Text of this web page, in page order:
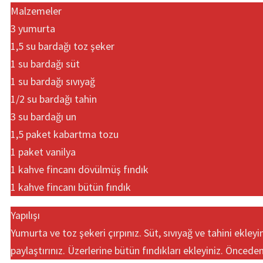
Malzemeler
3 yumurta
1,5 su bardağı toz şeker
1 su bardağı süt
1 su bardağı sıvıyağ
1/2 su bardağı tahin
3 su bardağı un
1,5 paket kabartma tozu
1 paket vanilya
1 kahve fincanı dövülmüş fındık
1 kahve fincanı bütün fındık
Yapılışı
Yumurta ve toz şekeri çırpınız. Süt, sıvıyağ ve tahini
paylaştırınız. Üzerlerine bütün fındıkları ekleyiniz.